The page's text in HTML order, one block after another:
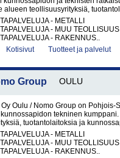
alueen teollisuusyrityksiä,
- METALLI
- MUU TEOLLISUUS
- RAKENNUS..
Kotisivut Tuotteet ja palvelut
Group OULU
Oulu / Nomo Group on Pohjois-
tekninen
tuotantolaitoksia ja
- METALLI
- MUU TEOLLISUUS
- RAKENNUS..